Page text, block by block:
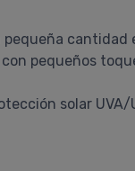
cantidad
pequeños
solar